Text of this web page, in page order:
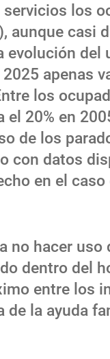
servicios los
aunque casi
evolución
apenas
los
el 20% en
de los
con datos
en el
no hacer
dentro del
entre los
de la ayuda